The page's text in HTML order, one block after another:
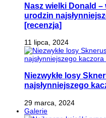
Nasz wielki Donald
urodzin
[recenzja]
11 lipca, 2024
Niezwykłe losy
najsłynniejszego
29 marca, 2024
Galerie